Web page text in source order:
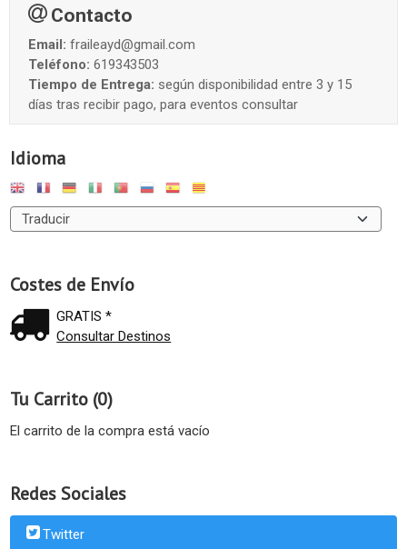
Idioma
Costes de Envío
GRATIS *
Consultar Destinos
Tu Carrito (0)
El carrito de la compra está vacío
Redes Sociales
Twitter
Contacto
Email: fraileayd@gmail.com
Teléfono: 619343503
Tiempo de Entrega: según disponibilidad entre 3 y 15
días tras recibir pago, para eventos consultar